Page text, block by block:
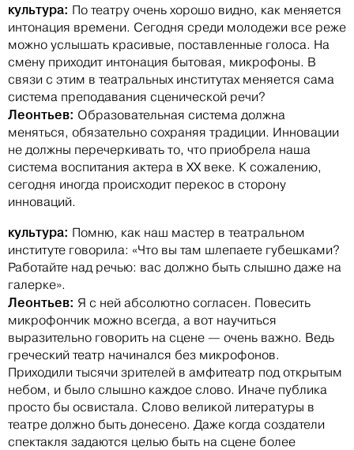
культура: По театру очень хорошо видно, как меняется
интонация времени. Сегодня среди молодежи все реже
можно услышать красивые, поставленные голоса. На
смену приходит интонация бытовая, микрофоны. В
связи с этим в театральных институтах меняется сама
система преподавания сценической речи?
Леонтьев: Образовательная система должна
меняться, обязательно сохраняя традиции. Инновации
не должны перечеркивать то, что приобрела наша
система воспитания актера в XX веке. К сожалению,
сегодня иногда происходит перекос в сторону
инноваций.
культура: Помню, как наш мастер в театральном
институте говорила: «Что вы там шлепаете губешками?
Работайте над речью: вас должно быть слышно даже на
галерке».
Леонтьев: Я с ней абсолютно согласен. Повесить
микрофончик можно всегда, а вот научиться
выразительно говорить на сцене — очень важно. Ведь
греческий театр начинался без микрофонов.
Приходили тысячи зрителей в амфитеатр под открытым
небом, и было слышно каждое слово. Иначе публика
просто бы освистала. Слово великой литературы в
театре должно быть донесено. Даже когда создатели
спектакля задаются целью быть на сцене более